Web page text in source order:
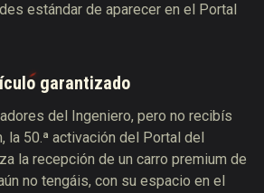
estándar de aparecer en el Portal
garantizado
del Ingeniero, pero no recibís
la 50.ª activación del Portal del
la recepción de un carro premium de
no tengáis, con su espacio en el